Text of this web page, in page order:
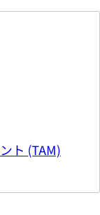
ト (TAM)